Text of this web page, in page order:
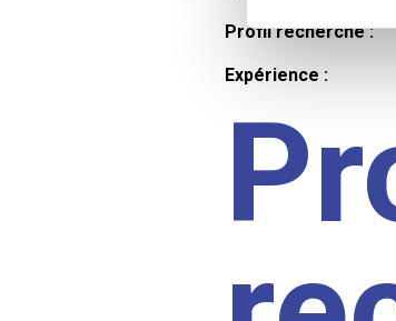
Profil recherché :
Expérience :